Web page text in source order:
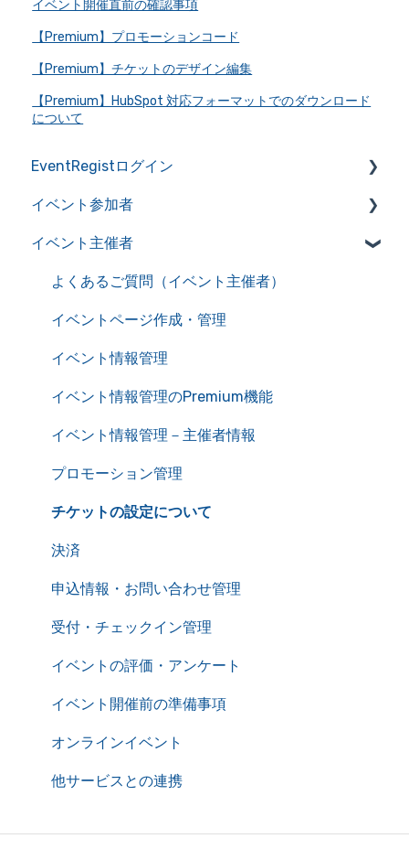
イベント開催直前の確認事項
【Premium】プロモーションコード
【Premium】チケットのデザイン編集
【Premium】HubSpot 対応フォーマットでのダウンロード
について
EventRegistログイン
アカウントの作成・管理
アカウント情報を管理
サービス利用における推奨環境
自動送信メール一覧
イベント参加者
よくあるご質問（イベント参加者）
イベント申込み
チケット確認
イベントキャンセル
主催者とのやり取り
オンラインイベント
イベント主催者
よくあるご質問（イベント主催者）
イベントページ作成・管理
イベント情報管理
イベント情報管理のPremium機能
イベント情報管理－主催者情報
プロモーション管理
チケットの設定について
決済
申込情報・お問い合わせ管理
受付・チェックイン管理
イベントの評価・アンケート
イベント開催前の準備事項
オンラインイベント
他サービスとの連携